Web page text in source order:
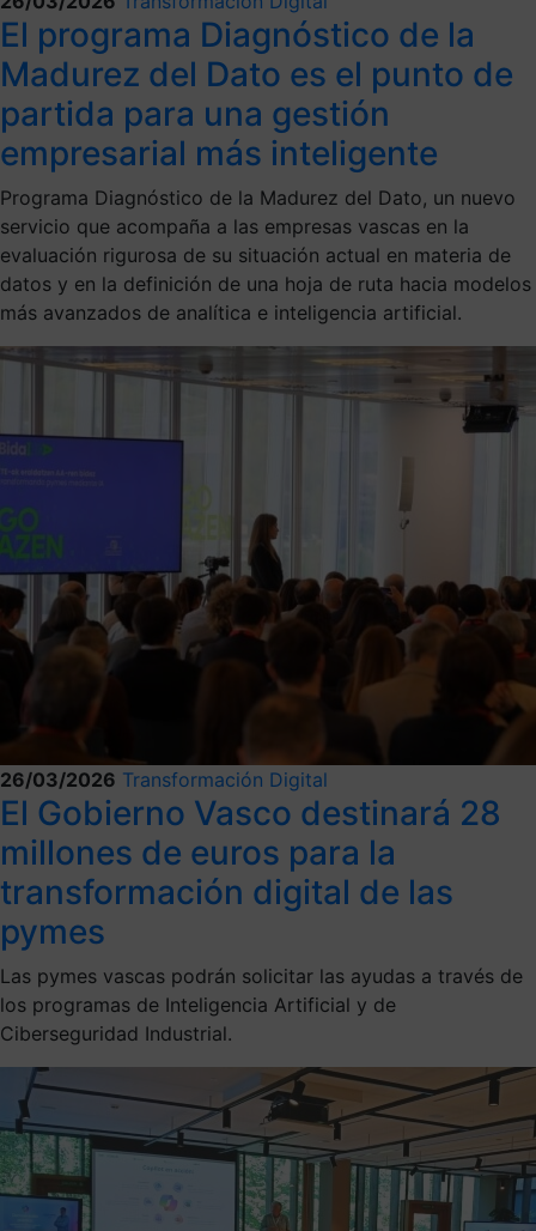
El programa Diagnóstico de la
Madurez del Dato es el punto de
partida para una gestión
empresarial más inteligente
Programa Diagnóstico de la Madurez del Dato, un nuevo
servicio que acompaña a las empresas vascas en la
evaluación rigurosa de su situación actual en materia de
datos y en la definición de una hoja de ruta hacia modelos
más avanzados de analítica e inteligencia artificial.
26/03/2026 Transformación Digital
El Gobierno Vasco destinará 28
millones de euros para la
transformación digital de las
pymes
Las pymes vascas podrán solicitar las ayudas a través de
los programas de Inteligencia Artificial y de
Ciberseguridad Industrial.